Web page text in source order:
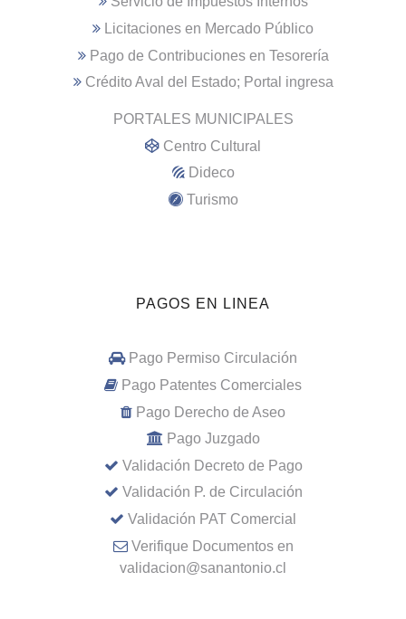
Licitaciones en Mercado Público
Pago de Contribuciones en Tesorería
Crédito Aval del Estado; Portal ingresa
PORTALES MUNICIPALES
Centro Cultural
Dideco
Turismo
PAGOS EN LINEA
Pago Permiso Circulación
Pago Patentes Comerciales
Pago Derecho de Aseo
Pago Juzgado
Validación Decreto de Pago
Validación P. de Circulación
Validación PAT Comercial
Verifique Documentos en
validacion@sanantonio.cl